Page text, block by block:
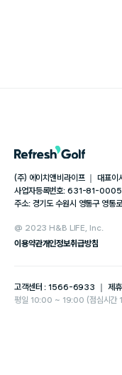
(주) 에이치앤비라이프 ｜ 대표이
사업자등록번호: 631-81-
주소: 경기도 수원시 영통구 영
@ 2023 H&B LIFE, Inc.
이용약관개인정보취급방침
고객센터 : 1566-6933 ｜ 제
평일 10:00 ~ 19:00 (점심시간